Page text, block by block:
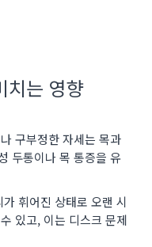
치는 영향
구부정한 자세는 목과
두통이나 목 통증을 유
휘어진 상태로 오랜 시
있고, 이는 디스크 문제